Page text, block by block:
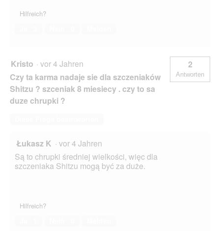
Hilfreich?
Kristo · vor 4 Jahren
Czy ta karma nadaje sie dla szczeniaków
Shitzu ? szceniak 8 miesiecy . czy to sa
duze chrupki ?
2
Antworten
Łukasz K · vor 4 Jahren
Są to chrupki średniej wielkości, więc dla
szczeniaka Shitzu mogą być za duże.
Hilfreich?